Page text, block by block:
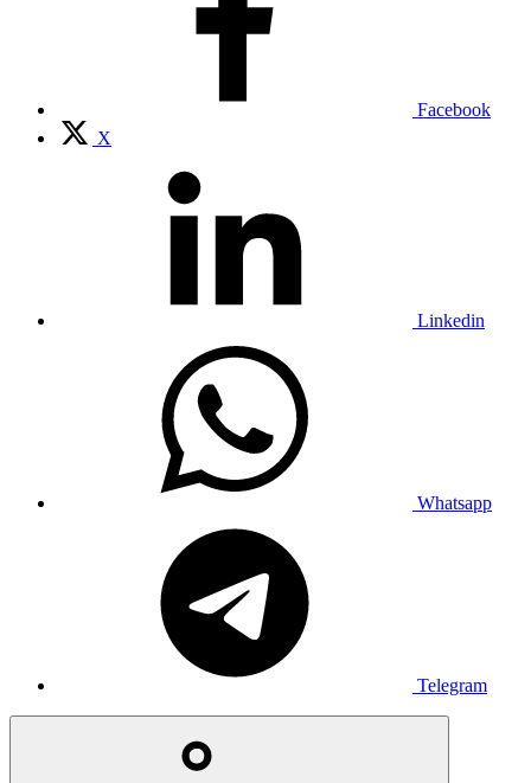
Facebook
X
Linkedin
Whatsapp
Telegram